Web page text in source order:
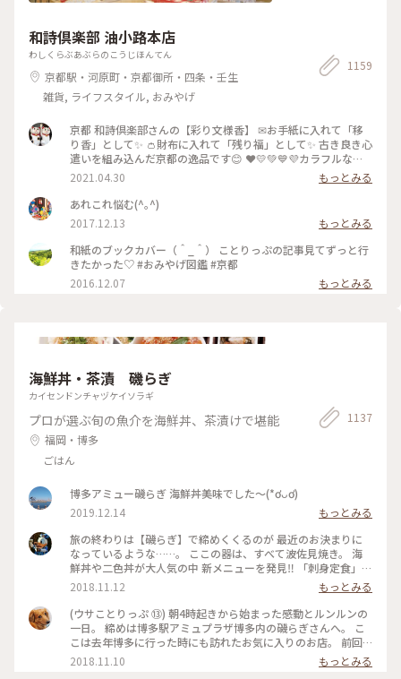
和詩倶楽部 油小路本店
わしくらぶあぶらのこうじほんてん
京都駅・河原町・京都御所・四条・壬生
雑貨, ライフスタイル, おみやげ
1159
京都 和詩倶楽部さんの【彩り文様香】 ✉お手紙に入れて「移
り香」として✨ 👛財布に入れて「残り福」として✨ 古き良き心
遣いを組み込んだ京都の逸品です😊 ❤️💛💚💙💜カラフルな可
愛い「京もの」 持ってるだけで幸せな気持ちになりますよ〜(*
´ᵕ`*) ❁❀✿✾🤍香りは 白檀🤍❁❀✿✾ 伝統文様の説明は写真5
枚目を見てくださいね✨ * 白檀はふくよかで優美さを兼ね備え
高貴な心打つ香りがします(*´˘`*)♡♡♡ 大好きな香りです(｡･
ω･｡)❁。🌼.*･ﾟ .ﾟ･*. * 古代より人の心を捉え 和らげてきた香
り。 お寺にいるような落ち着いた気持ちになります😌 * 今日
で4月も最終日。 過ぎ行く春を名残惜しみ 桜のお香をたきまし
た･:*:･(*´ｴ｀*)･:*:･ 🌸桜だけど 白檀の香りです😆 🐱にゃんこ
のお香立てを見せたかったの〜😜 * 我慢がまんの連休ですが
ども教えていただきました〜😍 Webショップでも買えます
⤵︎ ︎下のスポットから ことりっぷさんの記事がご覧になれます
よ😊 * #花を愉しむ #ことりっぷ京都 #京都 #和紙 #彩り文様香
#包み香 #和詩倶楽部 #わしくらぶ #お土産 #おみやげ #おみや
げ図鑑 #お香 #白檀 #和紙 #こもりっぷ仙台 #カメラ #カメラ初
心者🔰 #fumitubu
2021.04.30
もっとみる
あれこれ悩む(^｡^)
2017.12.13
もっとみる
和紙のブックカバー（＾_＾） ことりっぷの記事見てずっと行
きたかった♡ #おみやげ図鑑 #京都
2016.12.07
もっとみる
海鮮丼・茶漬 磯らぎ
カイセンドンチャヅケイソラギ
プロが選ぶ旬の魚介を海鮮丼、茶漬けで堪能
福岡・博多
ごはん
1137
博多アミュー磯らぎ 海鮮丼美味でした〜(*ơᴗơ)
2019.12.14
もっとみる
旅の終わりは【磯らぎ】で締めくくるのが 最近のお決まりに
なっているような……。 ここの器は、すべて波佐見焼き。 海
鮮丼や二色丼が大人気の中 新メニューを発見‼️ 「刺身定食」と
一般的に使われる名前ですが、運ばれてきたものを見ると
✨✨✨ お洒落な感じでテンションUP⤴️⤴️ 新鮮なお刺身を、特
製ゴマだれや、甘口九州醤油、辛口関東醤油で食べたり、ごは
んに乗っけてあご出汁をかけたり……。 大好きなユーザーさん
と…… 別れづらいせいか、おしゃべりしながら時間をかけて少
しずつ少しずついただきました。 定食で出されたお茶碗、湯
呑み、お箸、ゴマだれ、ゴボウ茶など購入することができま
2018.11.12
もっとみる
(ウサことりっぷ ⑬) 朝4時起きから始まった感動とルンルンの
一日。 締めは博多駅アミュプラザ博多内の磯らぎさんへ。 こ
こは去年博多に行った時にも訪れたお気に入りのお店。 前回
はユーザーさんの投稿を見て行ったのですが、今回はその投稿
者ご本人とご一緒させて頂きました☺️ 混んでいたので窓際で
2018.11.10 もっとみる